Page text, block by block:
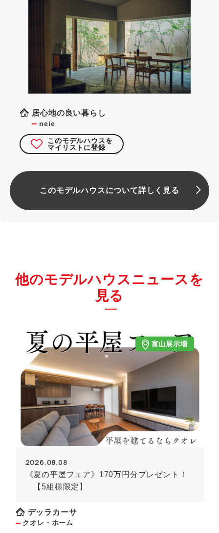
居心地の良い暮らし
neie
このモデルハウスを
マイリストに登録
このモデルハウスについて詳しく見る
他のモデルハウスニュースを
見る
富山展示場
2026.08.08
《夏の平屋フェア》170万円分プレゼント！
【5組様限定】
デッラカーサ
クオレ・ホーム